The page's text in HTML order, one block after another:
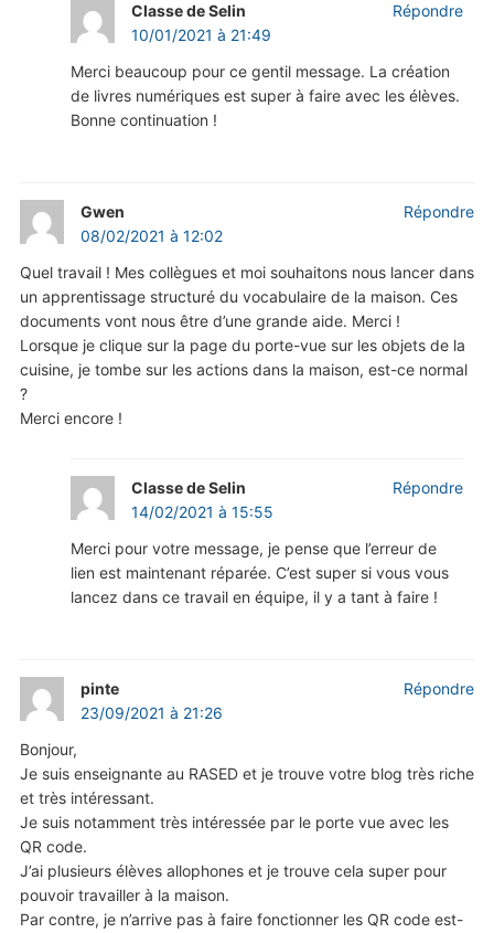
Classe de Selin
10/01/2021 à 21:49
Merci beaucoup pour ce gentil message. La création
de livres numériques est super à faire avec les élèves.
Bonne continuation !
Répondre
Gwen
08/02/2021 à 12:02
Quel travail ! Mes collègues et moi souhaitons nous lancer dans
un apprentissage structuré du vocabulaire de la maison. Ces
documents vont nous être d’une grande aide. Merci !
Lorsque je clique sur la page du porte-vue sur les objets de la
cuisine, je tombe sur les actions dans la maison, est-ce normal
?
Merci encore !
Répondre
Classe de Selin
14/02/2021 à 15:55
Merci pour votre message, je pense que l’erreur de
lien est maintenant réparée. C’est super si vous vous
lancez dans ce travail en équipe, il y a tant à faire !
Répondre
pinte
23/09/2021 à 21:26
Bonjour,
Je suis enseignante au RASED et je trouve votre blog très riche
et très intéressant.
Je suis notamment très intéressée par le porte vue avec les
QR code.
J’ai plusieurs élèves allophones et je trouve cela super pour
pouvoir travailler à la maison.
Par contre, je n’arrive pas à faire fonctionner les QR code est-
Répondre